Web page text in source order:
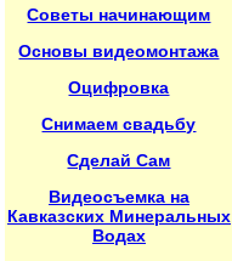
Советы начинающим
Основы видеомонтажа
Оцифровка
Снимаем свадьбу
Сделай Сам
Видеосъемка на
Кавказских Минеральных
Водах